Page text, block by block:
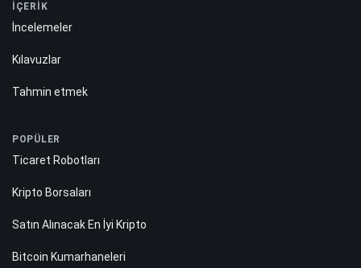
İÇERİK
İncelemeler
Kılavuzlar
Tahmin etmek
POPÜLER
Ticaret Robotları
Kripto Borsaları
Satın Alınacak En İyi Kripto
Bitcoin Kumarhaneleri